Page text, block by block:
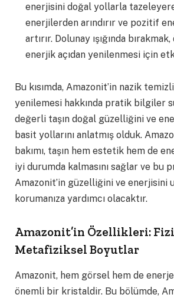
enerjisini doğal yollarla
enerjilerden arındırır ve pozitif
artırır. Dolunay ışığında
enerjik açıdan yenilenmesi için
Bu kısımda, Amazonit’in nazik
yenilemesi hakkında pratik bilgiler
değerli taşın doğal güzelliğini ve
basit yollarını anlatmış olduk.
bakımı, taşın hem estetik hem de
iyi durumda kalmasını sağlar ve bu
Amazonit’in güzelliğini ve enerjisini
korumanıza yardımcı olacaktır.
Amazonit’in Özellikleri:
Metafiziksel Boyutlar
Amazonit, hem görsel hem de
önemli bir kristaldir. Bu bölümde,